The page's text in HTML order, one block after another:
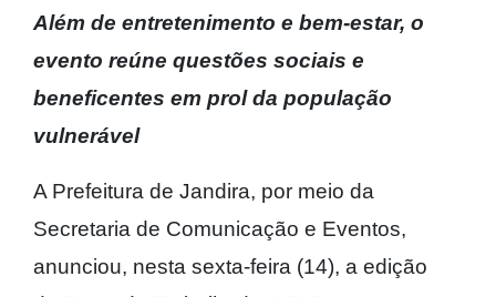
Além de entretenimento e bem-estar, o
evento reúne questões sociais e
beneficentes em prol da população
vulnerável
A Prefeitura de Jandira, por meio da
Secretaria de Comunicação e Eventos,
anunciou, nesta sexta-feira (14), a edição